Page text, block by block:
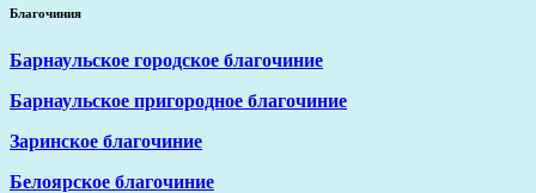
Благочиния
Барнаульское городское благочиние
Барнаульское пригородное благочиние
Заринское благочиние
Белоярское благочиние